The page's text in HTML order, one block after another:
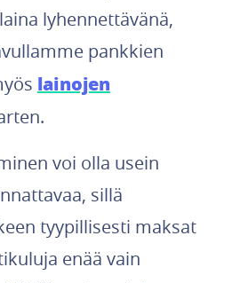
lyhennettävänä,
pankkien
lainojen
voi olla usein
sillä
tyypillisesti maksat
enää vain